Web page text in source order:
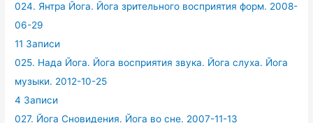
024. Янтра Йога. Йога зрительного восприятия форм. 2008-
06-29
11 Записи
025. Нада Йога. Йога восприятия звука. Йога слуха. Йога
музыки. 2012-10-25
4 Записи
027. Йога Сновидения. Йога во сне. 2007-11-13